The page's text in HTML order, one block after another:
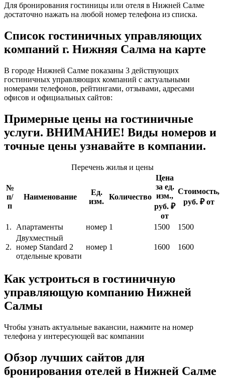
Для бронирования гостиницы или отеля в Нижней Салме
достаточно нажать на любой номер телефона из списка.
Список гостиничных управляющих
компаний г. Нижняя Салма на карте
В городе Нижней Салме показаны 3 действующих
гостиничных управляющих компаний с актуальными
номерами телефонов, рейтингами, отзывами, адресами
офисов и официальных сайтов:
Примерные цены на гостиничные
услуги. ВНИМАНИЕ! Виды номеров и
точные цены узнавайте в компании.
Перечень жилья и цены
№
п/
п
Наименование
Ед.
изм.
Количество
Цена
за ед.
изм.,
руб. ₽
от
Стоимость,
руб. ₽ от
1. Апартаменты номер 1 1500 1500
2.
Двухместный
номер Standard 2
отдельные кровати
номер 1 1600 1600
Как устроиться в гостиничную
управляющую компанию Нижней
Салмы
Чтобы узнать актуальные вакансии, нажмите на номер
телефона у интересующей вас компании
Обзор лучших сайтов для
бронирования отелей в Нижней Салме